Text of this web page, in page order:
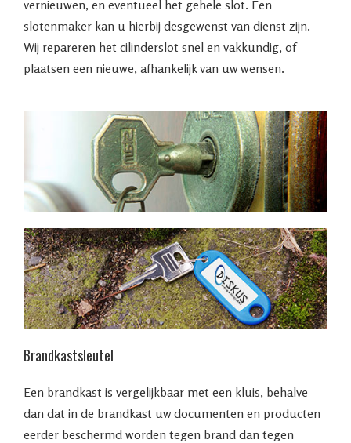
vernieuwen, en eventueel het gehele slot. Een
slotenmaker kan u hierbij desgewenst van dienst zijn.
Wij repareren het cilinderslot snel en vakkundig, of
plaatsen een nieuwe, afhankelijk van uw wensen.
Brandkastsleutel
Een brandkast is vergelijkbaar met een kluis, behalve
dan dat in de brandkast uw documenten en producten
eerder beschermd worden tegen brand dan tegen